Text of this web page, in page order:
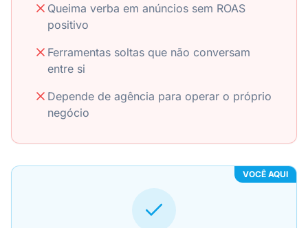
Queima verba em anúncios sem ROAS
positivo
Ferramentas soltas que não conversam
entre si
Depende de agência para operar o próprio
negócio
VOCÊ AQUI